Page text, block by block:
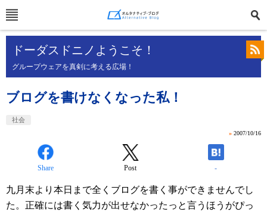
ドーダスドニノようこそ！
グループウェアを真剣に考える広場！
ブログを書けなくなった私！
社会
» 2007/10/16
Share Post -
九月末より本日まで全くブログを書く事ができませんでし
た。正確には書く気力が出せなかったっと言うほうがぴっ